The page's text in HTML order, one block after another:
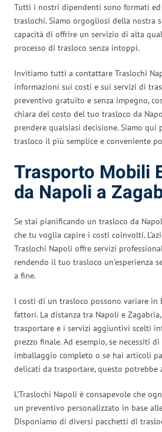
Tutti i nostri dipendenti sono formati
traslochi. Siamo orgogliosi della nostra
capacità di offrire un servizio di alta
processo di trasloco senza intoppi.
Invitiamo tutti a contattare Traslochi
informazioni sui costi e sui servizi di
preventivo gratuito e senza impegno,
chiara del costo del tuo trasloco da
prendere qualsiasi decisione. Siamo qui
trasloco il più semplice e conveniente
Trasporto Mobili
da Napoli a
Se stai pianificando un trasloco da
che tu voglia capire i costi coinvolti.
Traslochi Napoli offre servizi
rendendo il tuo trasloco un’esperienza
a fine.
I costi di un trasloco possono variare in
fattori. La distanza tra Napoli e
trasportare e i servizi aggiuntivi scelti
prezzo finale. Ad esempio, se necessiti
imballaggio completo o se hai articoli
delicati da trasportare, questo potrebbe
L’Traslochi Napoli è consapevole che
un preventivo personalizzato in base
Disponiamo di diversi pacchetti di